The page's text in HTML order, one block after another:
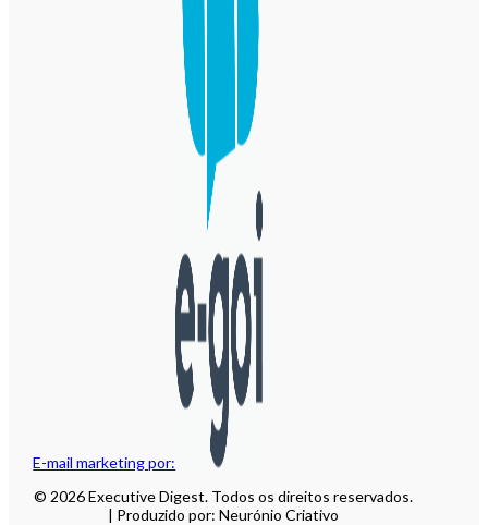
E-mail marketing por:
© 2026 Executive Digest. Todos os direitos reservados.
| Produzido por: Neurónio Criativo